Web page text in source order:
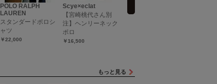
POLO RALPH
LAUREN
スタンダードポロシ
ャツ
￥22,000
Scye×eclat
【宮崎桃代さん別
注】ヘンリーネック
ポロ
￥16,500
キーネックフレアス
もっと見る